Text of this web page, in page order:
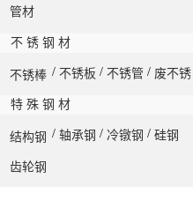
管材
不 锈 钢 材
不锈棒 / 不锈板 / 不锈管 / 废不锈
特 殊 钢 材
结构钢 / 轴承钢 / 冷镦钢 / 硅钢
齿轮钢